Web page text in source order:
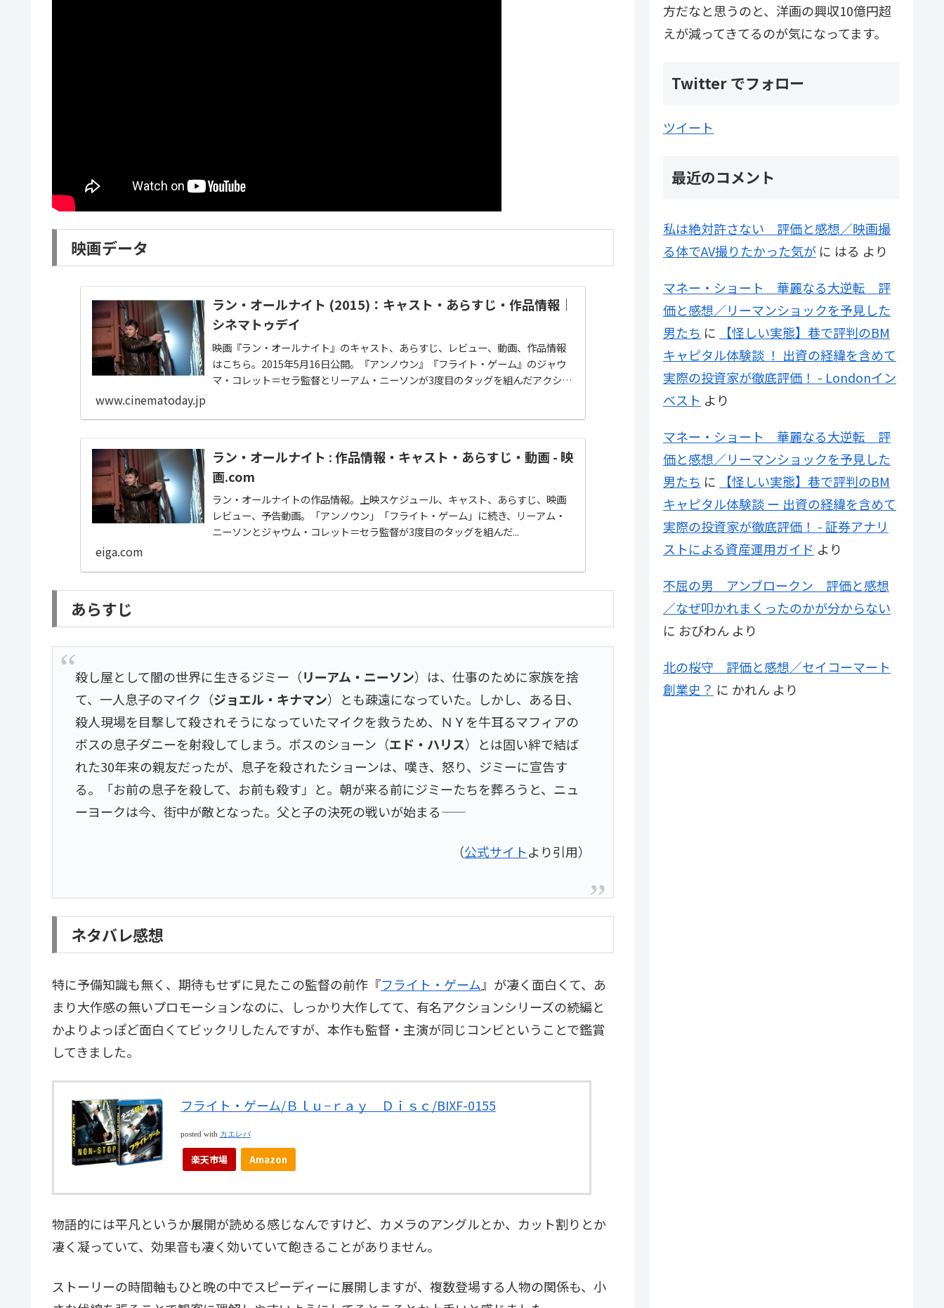
映画データ
ラン・オールナイト (2015)：キャスト・あらすじ・作品情報｜
シネマトゥデイ
映画『ラン・オールナイト』のキャスト、あらすじ、レビュー、動画、作品情報
はこちら。2015年5月16日公開。『アンノウン』『フライト・ゲーム』のジャウ
マ・コレット＝セラ監督とリーアム・ニーソンが3度目のタッグを組んだアクショ
www.cinematoday.jp
ラン・オールナイト : 作品情報・キャスト・あらすじ・動画 - 映
画.com
ラン・オールナイトの作品情報。上映スケジュール、キャスト、あらすじ、映画
レビュー、予告動画。「アンノウン」「フライト・ゲーム」に続き、リーアム・
ニーソンとジャウム・コレット＝セラ監督が3度目のタッグを組んだ...
eiga.com
あらすじ
殺し屋として闇の世界に生きるジミー（リーアム・ニーソン）は、仕事のために家族を捨
て、一人息子のマイク（ジョエル・キナマン）とも疎遠になっていた。しかし、ある日、
殺人現場を目撃して殺されそうになっていたマイクを救うため、ＮＹを牛耳るマフィアの
ボスの息子ダニーを射殺してしまう。ボスのショーン（エド・ハリス）とは固い絆で結ば
れた30年来の親友だったが、息子を殺されたショーンは、嘆き、怒り、ジミーに宣告す
る。「お前の息子を殺して、お前も殺す」と。朝が来る前にジミーたちを葬ろうと、ニュ
ーヨークは今、街中が敵となった。父と子の決死の戦いが始まる――
（公式サイトより引用）
ネタバレ感想
特に予備知識も無く、期待もせずに見たこの監督の前作『フライト・ゲーム』が凄く面白くて、あ
まり大作感の無いプロモーションなのに、しっかり大作してて、有名アクションシリーズの続編と
かよりよっぽど面白くてビックリしたんですが、本作も監督・主演が同じコンビということで鑑賞
してきました。
フライト・ゲーム/Ｂｌｕ−ｒａｙ Ｄｉｓｃ/BIXF-0155
posted with カエレバ
楽天市場 Amazon
物語的には平凡というか展開が読める感じなんですけど、カメラのアングルとか、カット割りとか
凄く凝っていて、効果音も凄く効いていて飽きることがありません。
ストーリーの時間軸もひと晩の中でスピーディーに展開しますが、複数登場する人物の関係も、小
方だなと思うのと、洋画の興収10億円超
えが減ってきてるのが気になってます。
Twitter でフォロー
ツイート
最近のコメント
私は絶対許さない 評価と感想／映画撮
る体でAV撮りたかった気が に はる より
マネー・ショート 華麗なる大逆転 評
価と感想／リーマンショックを予見した
男たち に
【怪しい実態】巷で評判のBM
キャピタル体験談 ！ 出資の経緯を含めて
実際の投資家が徹底評価！ - Londonイン
ベスト より
マネー・ショート 華麗なる大逆転 評
価と感想／リーマンショックを予見した
男たち に
【怪しい実態】巷で評判のBM
キャピタル体験談 ー 出資の経緯を含めて
実際の投資家が徹底評価！ - 証券アナリ
ストによる資産運用ガイド より
不屈の男 アンブロークン 評価と感想
／なぜ叩かれまくったのかが分からない
に おびわん より
北の桜守 評価と感想／セイコーマート
創業史？ に かれん より